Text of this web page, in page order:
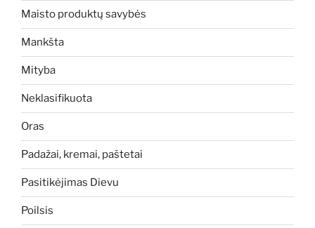
Maisto produktų savybės
Mankšta
Mityba
Neklasifikuota
Oras
Padažai, kremai, paštetai
Pasitikėjimas Dievu
Poilsis